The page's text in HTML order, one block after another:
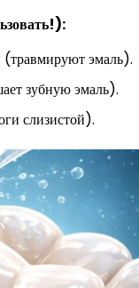
(травмируют эмаль).
зубную эмаль).
слизистой).